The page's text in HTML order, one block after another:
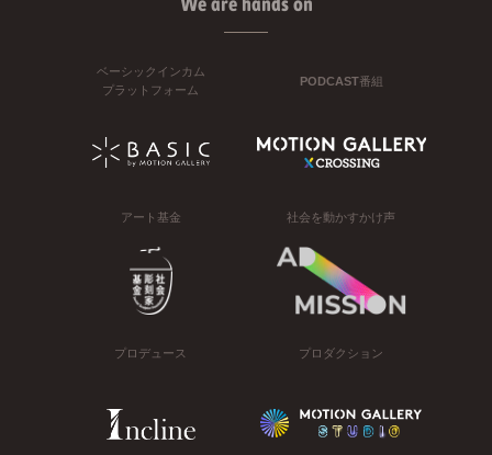
ベーシックインカム
プラットフォーム
PODCAST番組
アート基金 社会を動かすかけ声
プロデュース プロダクション